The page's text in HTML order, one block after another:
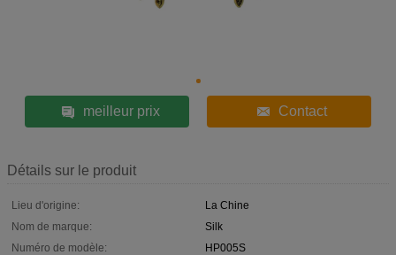
meilleur prix Contact
Détails sur le produit
Lieu d'origine:
La Chine
Nom de marque:
Silk
Numéro de modèle:
HP005S